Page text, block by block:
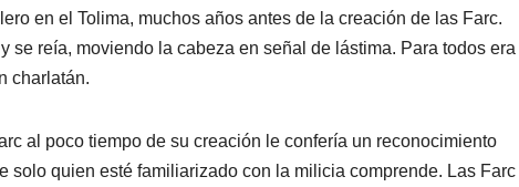
en el Tolima, muchos años antes de la creación de las Farc.
se reía, moviendo la cabeza en señal de lástima. Para todos era
charlatán.
al poco tiempo de su creación le confería un reconocimiento
solo quien esté familiarizado con la milicia comprende. Las Farc